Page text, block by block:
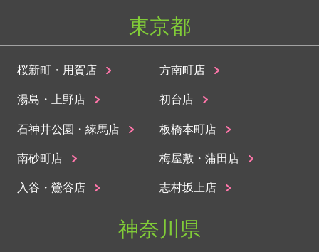
東京都
桜新町・用賀店 方南町店
湯島・上野店 初台店
石神井公園・練馬店 板橋本町店
南砂町店 梅屋敷・蒲田店
入谷・鶯谷店 志村坂上店
神奈川県